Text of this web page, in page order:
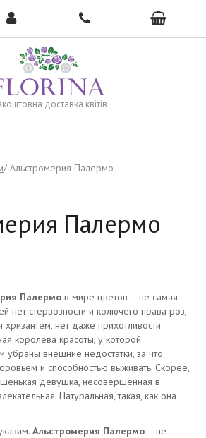
доставка квітів
→
Альстромерия Палермо
Палермо
Палермо в мире цветов – не самая
нет стервозности и колючего нрава роз,
нет даже прихотливости
королева красоты, у которой
убраны внешние недостатки, за что
и способностью выживать. Скорее,
девушка, несовершенная в
Натуральная, такая, как она
Альстромерия Палермо – не